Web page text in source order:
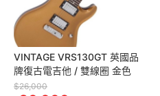
VINTAGE VRS130GT 英國品
牌復古電吉他 / 雙線圈 金色
$26,000